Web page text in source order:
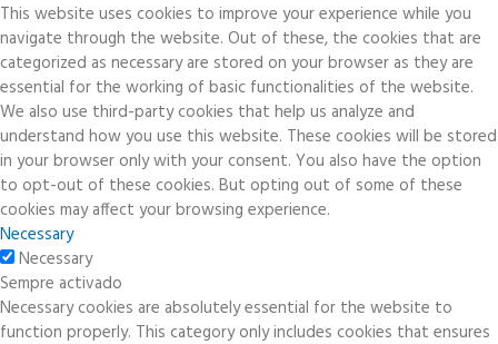
This website uses cookies to improve your experience while you
navigate through the website. Out of these, the cookies that are
categorized as necessary are stored on your browser as they are
essential for the working of basic functionalities of the website.
We also use third-party cookies that help us analyze and
understand how you use this website. These cookies will be stored
in your browser only with your consent. You also have the option
to opt-out of these cookies. But opting out of some of these
cookies may affect your browsing experience.
Necessary
Necessary
Sempre activado
Necessary cookies are absolutely essential for the website to
function properly. This category only includes cookies that ensures